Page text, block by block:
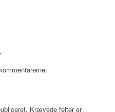
Krævede felter er